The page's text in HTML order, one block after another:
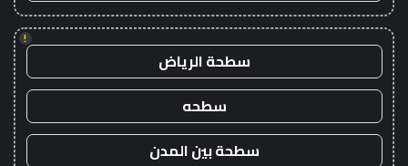
!
سطحة الرياض
سطحه
سطحة بين المدن